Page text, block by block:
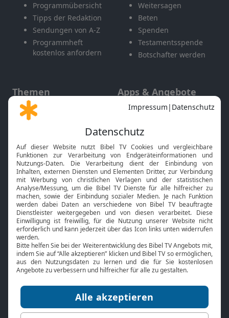
Programmübersicht
Tipps der Redaktion
Sendungen von A-Z
Programmheft
kostenlos anfordern
Weitersagen
Beten
Spenden
Testamentsspende
Botschafter werden
Themen
Gott und Bibel erklärt
Neuigkeiten
Apps & Angebote
Mobile App
Smart TV
HbbTV
Bibelthek Online-Bibel
Nächster Gottesdienst
Bibel TV
Über uns
Jobs
Mediadaten
Service
Kontakt
TV-Empfang